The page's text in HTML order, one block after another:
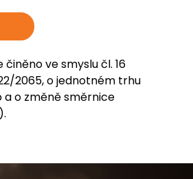
ve smyslu čl. 16
2065, o jednotném trhu
a o změně směrnice